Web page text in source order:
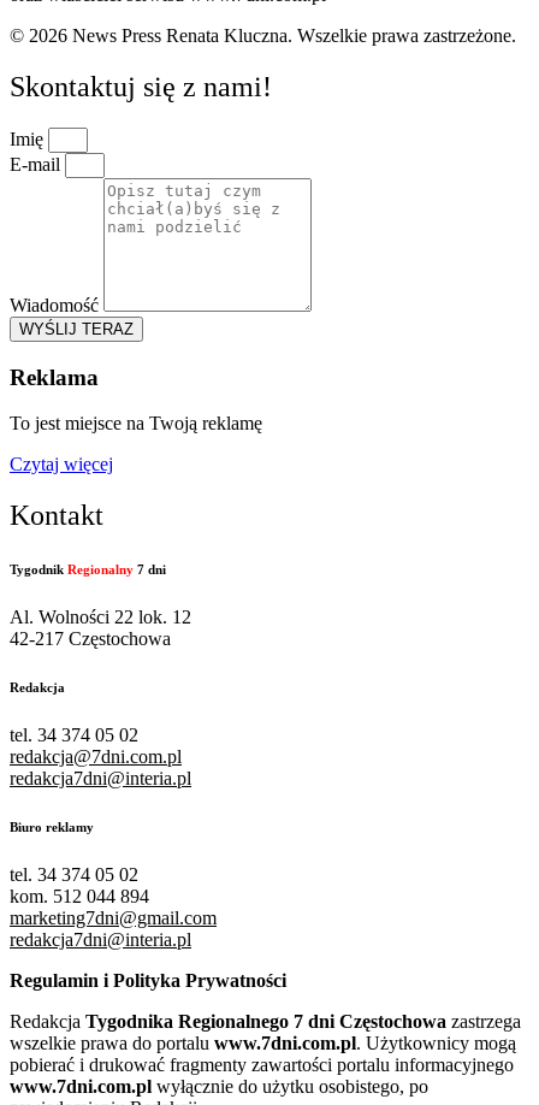
© 2026 News Press Renata Kluczna. Wszelkie prawa zastrzeżone.
Skontaktuj się z nami!
Imię
E-mail
Wiadomość
WYŚLIJ TERAZ
Reklama
To jest miejsce na Twoją reklamę
Czytaj więcej
Kontakt
Tygodnik Regionalny 7 dni
Al. Wolności 22 lok. 12
42-217 Częstochowa
Redakcja
tel. 34 374 05 02
redakcja@7dni.com.pl
redakcja7dni@interia.pl
Biuro reklamy
tel. 34 374 05 02
kom. 512 044 894
marketing7dni@gmail.com
redakcja7dni@interia.pl
Regulamin i Polityka Prywatności
Redakcja Tygodnika Regionalnego 7 dni Częstochowa zastrzega
wszelkie prawa do portalu www.7dni.com.pl. Użytkownicy mogą
pobierać i drukować fragmenty zawartości portalu informacyjnego
www.7dni.com.pl wyłącznie do użytku osobistego, po